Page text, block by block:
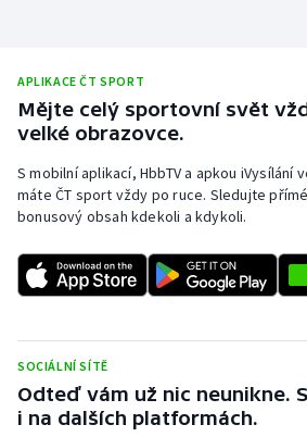
Triatlon
Veslování
Vodní slalom
Volejbal
Ostatní
APLIKACE ČT SPORT
Mějte celý sportovní svět
velké obrazovce.
S mobilní aplikací, HbbTV a apkou iVysílání
máte ČT sport vždy po ruce. Sledujte
bonusový obsah kdekoli a kdykoli.
SOCIÁLNÍ SÍTĚ
Odteď vám už nic neunikne.
i na dalších platformách.